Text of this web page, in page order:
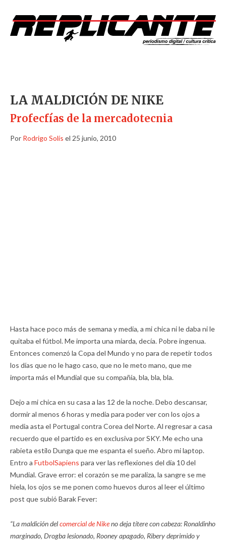
LA MALDICIÓN DE NIKE
Profecfías de la mercadotecnia
Por Rodrigo Solís el 25 junio, 2010
Hasta hace poco más de semana y media, a mi chica ni le daba ni le
quitaba el fútbol. Me importa una miarda, decía. Pobre ingenua.
Entonces comenzó la Copa del Mundo y no para de repetir todos
los días que no le hago caso, que no le meto mano, que me
importa más el Mundial que su compañía, bla, bla, bla.
Dejo a mi chica en su casa a las 12 de la noche. Debo descansar,
dormir al menos 6 horas y media para poder ver con los ojos a
media asta el Portugal contra Corea del Norte. Al regresar a casa
recuerdo que el partido es en exclusiva por SKY. Me echo una
rabieta estilo Dunga que me espanta el sueño. Abro mi laptop.
Entro a FutbolSapiens para ver las reflexiones del día 10 del
Mundial. Grave error: el corazón se me paraliza, la sangre se me
hiela, los ojos se me ponen como huevos duros al leer el último
post que subió Barak Fever:
“La maldición delcomercial de Nikeno deja títere con cabeza: Ronaldinho
marginado, Drogba lesionado, Rooney apagado, Ribery deprimido y